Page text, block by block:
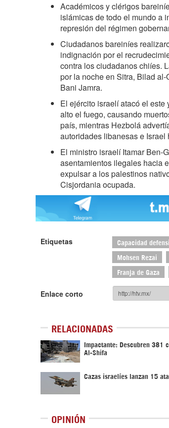
Académicos y clérigos
islámicas de todo el mundo a
represión del régimen
Ciudadanos bareiníes
indignación por el
contra los ciudadanos chiíes.
por la noche en Sitra, Bilad
Bani Jamra.
El ejército israelí atacó el
alto el fuego, causando
país, mientras Hezbolá
autoridades libanesas e Israel
El ministro israelí Itamar Ben-
asentamientos ilegales hacia
expulsar a los palestinos
Cisjordania ocupada.
Etiquetas Capacidad
Mohsen Rezai
Franja de Gaza
Enlace corto
RELACIONADAS
Impactante: Descubren 381
Al-Shifa
Cazas israelíes lanzan 15
OPINIÓN